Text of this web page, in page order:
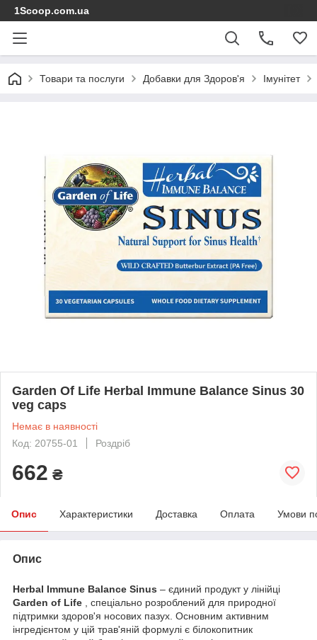
1Scoop.com.ua
Товари та послуги Добавки для Здоров'я Імунітет
Garden Of Life Herbal Immune Balance Sinus 30
veg caps
Немає в наявності
Код: 20755-01
Роздріб
662 ₴
Опис Характеристики Доставка Оплата Умови
Опис
Herbal Immune Balance Sinus – єдиний продукт у лінійці
Garden of Life , спеціально розроблений для природної
підтримки здоров'я носових пазух. Основним активним
інгредієнтом у цій трав'яній формулі є білокопитник